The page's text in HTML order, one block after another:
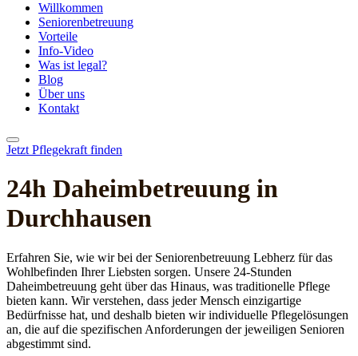
Willkommen
Seniorenbetreuung
Vorteile
Info-Video
Was ist legal?
Blog
Über uns
Kontakt
Jetzt Pflegekraft finden
24h Daheim­betreuung in
Durchhausen
Erfahren Sie, wie wir bei der Seniorenbetreuung Lebherz für das
Wohlbefinden Ihrer Liebsten sorgen. Unsere 24-Stunden
Daheimbetreuung geht über das Hinaus, was traditionelle Pflege
bieten kann. Wir verstehen, dass jeder Mensch einzigartige
Bedürfnisse hat, und deshalb bieten wir individuelle Pflegelösungen
an, die auf die spezifischen Anforderungen der jeweiligen Senioren
abgestimmt sind.